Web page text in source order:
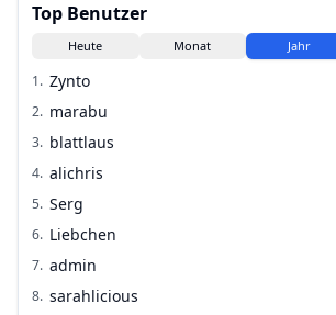
Top Benutzer
Heute Monat Jahr
1. Zynto
2. marabu
3. blattlaus
4. alichris
5. Serg
6. Liebchen
7. admin
8. sarahlicious